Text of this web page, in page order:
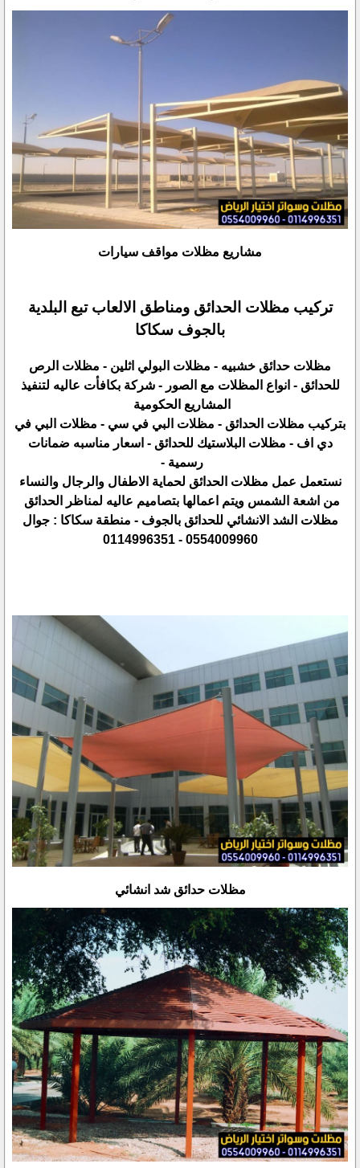
مشاريع مظلات مواقف سيارات
تركيب مظلات الحدائق ومناطق الالعاب تبع البلدية
بالجوف سكاكا
مظلات حدائق خشبيه - مظلات البولي اثلين - مظلات الرص
للحدائق - انواع المظلات مع الصور - شركة بكافأت عاليه لتنفيذ
المشاريع الحكومية
بتركيب مظلات الحدائق - مظلات البي في سي - مظلات البي في
دي اف - مظلات البلاستيك للحدائق - اسعار مناسبه ضمانات
رسمية -
نستعمل عمل مظلات الحدائق لحماية الاطفال والرجال والنساء
من اشعة الشمس ويتم اعمالها بتصاميم عاليه لمناظر الحدائق
مظلات الشد الانشائي للحدائق بالجوف - منطقة سكاكا : جوال
0554009960 - 0114996351
مظلات حدائق شد انشائي